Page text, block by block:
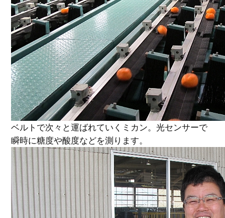
ベルトで次々と運ばれていくミカン。光センサーで
瞬時に糖度や酸度などを測ります。